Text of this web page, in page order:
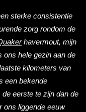
sterke consis­tentie
zorg rondom de
havermout, mijn
ons hele gezin aan de
kilometers van
een bekende
eerste te zijn dan de
ons liggende eeuw